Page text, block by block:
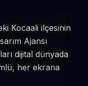
Kocaali ilçesinin
Ajansı
dijital dünyada
her ekrana